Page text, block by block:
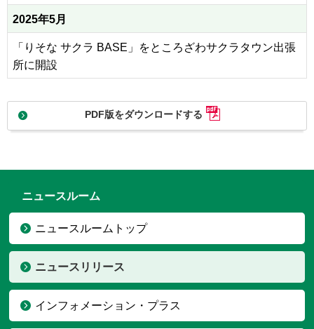
2025年5月
「りそな サクラ BASE」をところざわサクラタウン出張
所に開設
PDF版をダウンロードする
ニュースルーム
ニュースルームトップ
ニュースリリース
インフォメーション・プラス